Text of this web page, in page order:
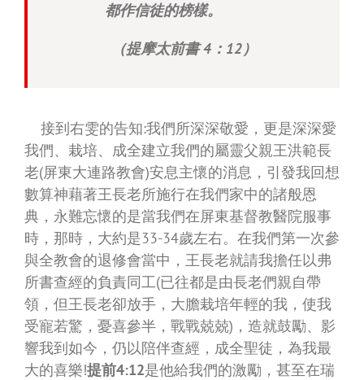
都作信徒的榜樣。
（提摩太前書 4：12）
接到右雯的告知:我們所深深敬愛，更是深深愛
我們、栽培、成全建立我們的屬靈父親王洪範長
老(屏東大連路教會)安息主懷的消息，引發我回想
數算神藉著王長老所施行在我們家中的諸般恩
典，永難忘懷的是當我們在屏東基督教醫院服事
時，那時，大約是33-34歲左右。在我們第一次參
與全教會的退修會當中，王長老就請我擔任以弗
所書查經的負責同工(已往都是由長老們親自帶
領，但王長老卻放手，大膽栽培年輕的我，使我
受寵若驚，憂喜參半，戰戰兢兢)，造就鼓勵、影
響我到如今，仍以陪伴查經，成全聖徒，為我最
大的喜樂!提前4:12是他給我們的激勵，甚至在瑞